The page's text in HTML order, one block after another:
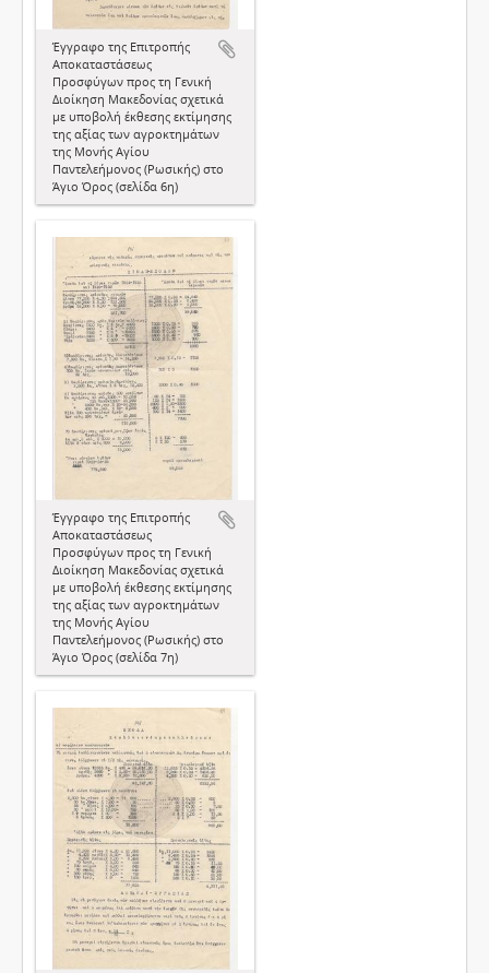
Έγγραφο της Επιτροπής
Αποκαταστάσεως
Προσφύγων προς τη Γενική
Διοίκηση Μακεδονίας σχετικά
με υποβολή έκθεσης εκτίμησης
της αξίας των αγροκτημάτων
της Μονής Αγίου
Παντελεήμονος (Ρωσικής) στο
Άγιο Όρος (σελίδα 6η)
Έγγραφο της Επιτροπής
Αποκαταστάσεως
Προσφύγων προς τη Γενική
Διοίκηση Μακεδονίας σχετικά
με υποβολή έκθεσης εκτίμησης
της αξίας των αγροκτημάτων
της Μονής Αγίου
Παντελεήμονος (Ρωσικής) στο
Άγιο Όρος (σελίδα 7η)